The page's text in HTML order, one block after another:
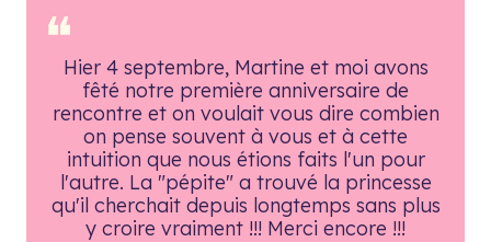
❝Hier 4 septembre, Martine et moi avons
fêté notre première anniversaire de
rencontre et on voulait vous dire combien
on pense souvent à vous et à cette
intuition que nous étions faits l'un pour
l'autre. La "pépite" a trouvé la princesse
qu'il cherchait depuis longtemps sans plus
y croire vraiment !!! Merci encore !!!